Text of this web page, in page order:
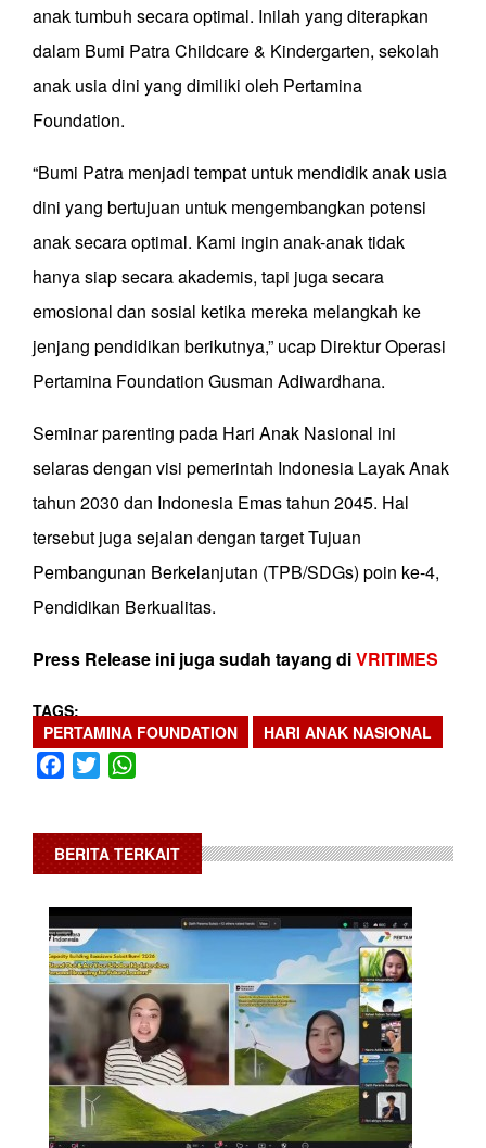
anak tumbuh secara optimal. Inilah yang diterapkan
dalam Bumi Patra Childcare & Kindergarten, sekolah
anak usia dini yang dimiliki oleh Pertamina
Foundation.
“Bumi Patra menjadi tempat untuk mendidik anak usia
dini yang bertujuan untuk mengembangkan potensi
anak secara optimal. Kami ingin anak-anak tidak
hanya siap secara akademis, tapi juga secara
emosional dan sosial ketika mereka melangkah ke
jenjang pendidikan berikutnya,” ucap Direktur Operasi
Pertamina Foundation Gusman Adiwardhana.
Seminar parenting pada Hari Anak Nasional ini
selaras dengan visi pemerintah Indonesia Layak Anak
tahun 2030 dan Indonesia Emas tahun 2045. Hal
tersebut juga sejalan dengan target Tujuan
Pembangunan Berkelanjutan (TPB/SDGs) poin ke-4,
Pendidikan Berkualitas.
Press Release ini juga sudah tayang diVRITIMES
TAGS
PERTAMINA FOUNDATION
HARI ANAK NASIONAL
Facebook
Twitter
BERITA TERKAIT